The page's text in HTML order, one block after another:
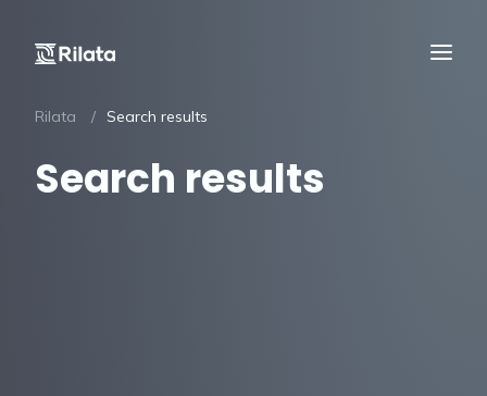
Rilata Search results
Search results